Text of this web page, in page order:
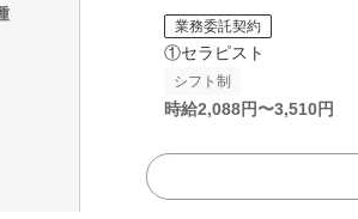
業務委託契約
①セラピスト
シフト制
時給2,088円〜3,510円